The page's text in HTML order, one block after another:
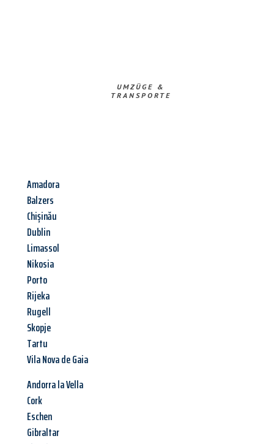
UMZÜGE &
TRANSPORTE
Amadora
Balzers
Chișinău
Dublin
Limassol
Nikosia
Porto
Rijeka
Rugell
Skopje
Tartu
Vila Nova de Gaia
Andorra la Vella
Cork
Eschen
Gibraltar